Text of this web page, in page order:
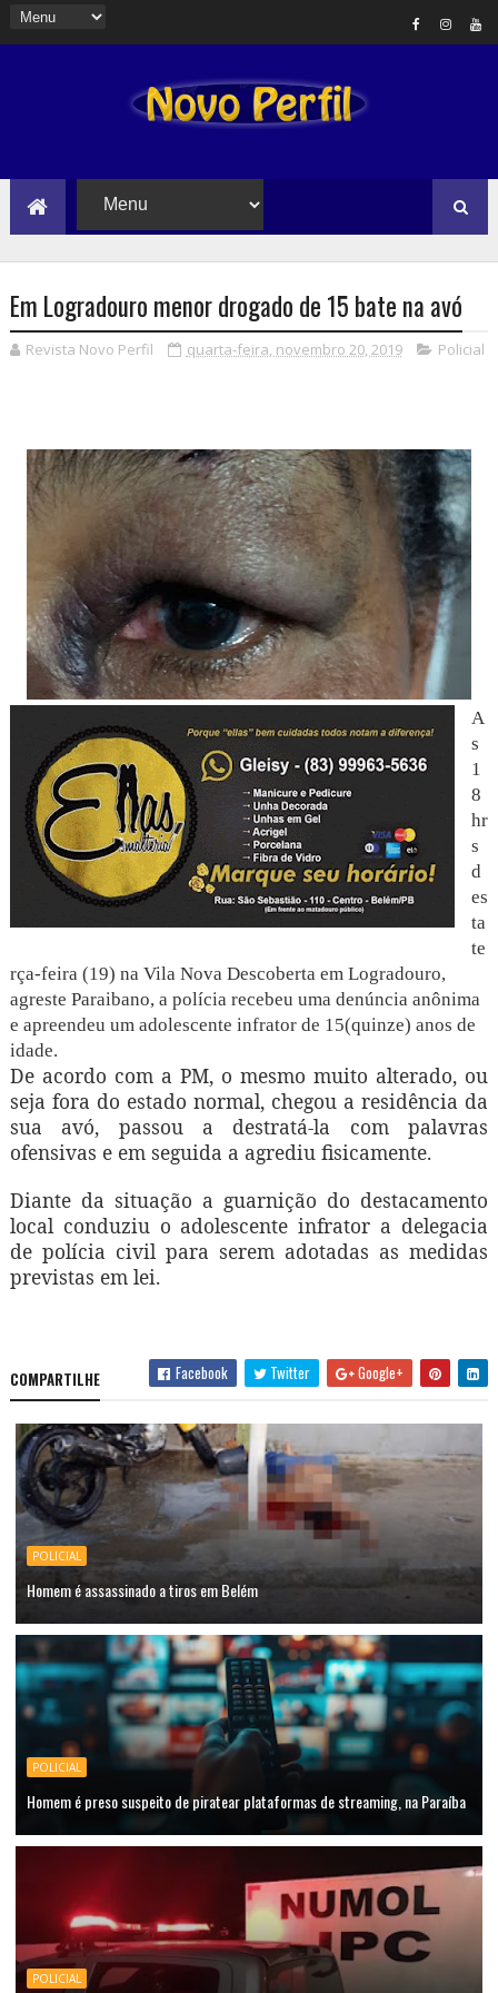
Em Logradouro menor drogado de 15 bate na avó
Revista Novo Perfil quarta-feira, novembro 20, 2019 Policial
A
s
1
8
hr
s
d
es
ta
te
rça-feira (19) na Vila Nova Descoberta em Logradouro,
agreste Paraibano, a polícia recebeu uma denúncia anônima
e apreendeu um adolescente infrator de 15(quinze) anos de
idade.
De acordo com a PM, o mesmo muito alterado, ou
seja fora do estado normal, chegou a residência da
sua avó, passou a destratá-la com palavras
ofensivas e em seguida a agrediu fisicamente.
Diante da situação a guarnição do destacamento
local conduziu o adolescente infrator a delegacia
de polícia civil para serem adotadas as medidas
previstas em lei.
COMPARTILHE Facebook Twitter Google+
POLICIAL
Homem é assassinado a tiros em Belém
POLICIAL
Homem é preso suspeito de piratear plataformas de streaming, na Paraíba
POLICIAL